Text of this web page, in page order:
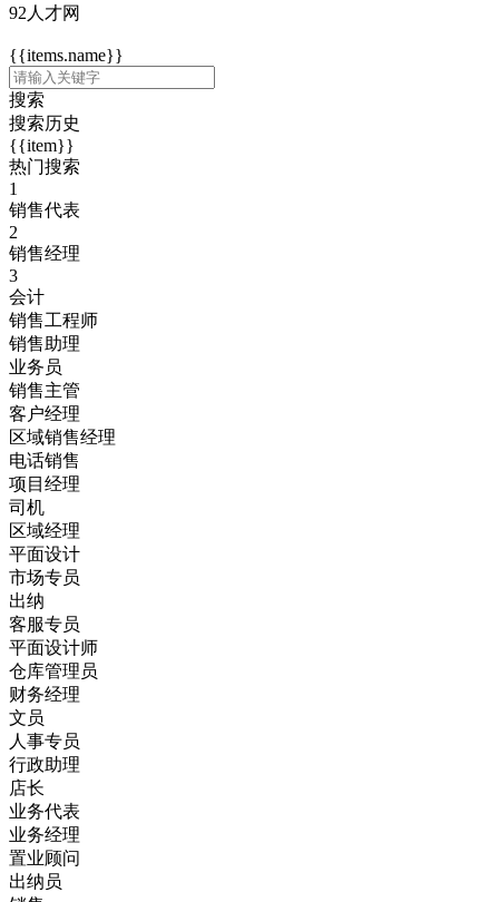
92人才网
{{items.name}}
搜索
搜索历史
{{item}}
热门搜索
1
销售代表
2
销售经理
3
会计
销售工程师
销售助理
业务员
销售主管
客户经理
区域销售经理
电话销售
项目经理
司机
区域经理
平面设计
市场专员
出纳
客服专员
平面设计师
仓库管理员
财务经理
文员
人事专员
行政助理
店长
业务代表
业务经理
置业顾问
出纳员